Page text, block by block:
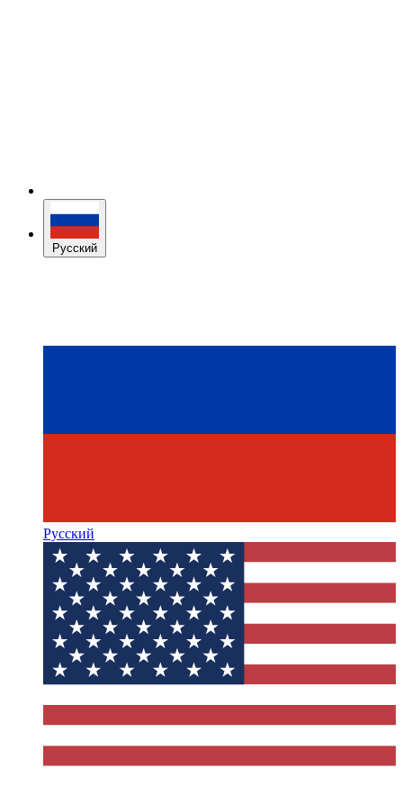
Русский
Русский